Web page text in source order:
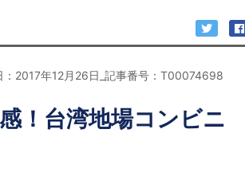
：2017年12月26日_記事番号：T00074698
！台湾地場コンビニ